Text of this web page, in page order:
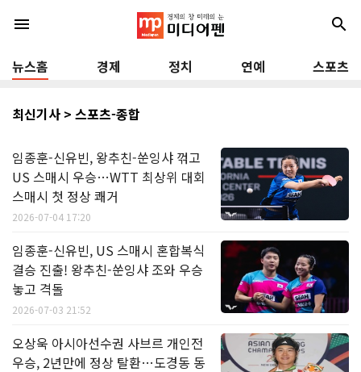
menu search
뉴스홈 경제 정치 연예 스포츠
최신기사 > 스포츠-종합
임종훈-신유빈, 왕추친-쑨잉샤 꺾고
US 스매시 우승…WTT 최상위 대회
스매시 첫 정상 쾌거
2026-07-04 17:20
임종훈-신유빈, US 스매시 혼합복식
결승 진출! 왕추친-쑨잉샤 조와 우승
놓고 격돌
2026-07-03 21:52
오상욱 아시아선수권 사브르 개인전
우승, 2년만에 정상 탈환…도경동 동